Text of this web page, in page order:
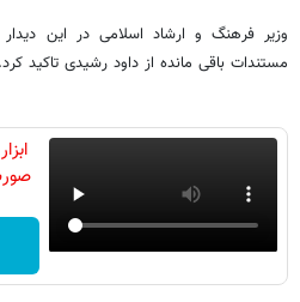
وزیر فرهنگ و ارشاد اسلامی در این
مستندات باقی مانده از داود رشیدی تاکید کرد.